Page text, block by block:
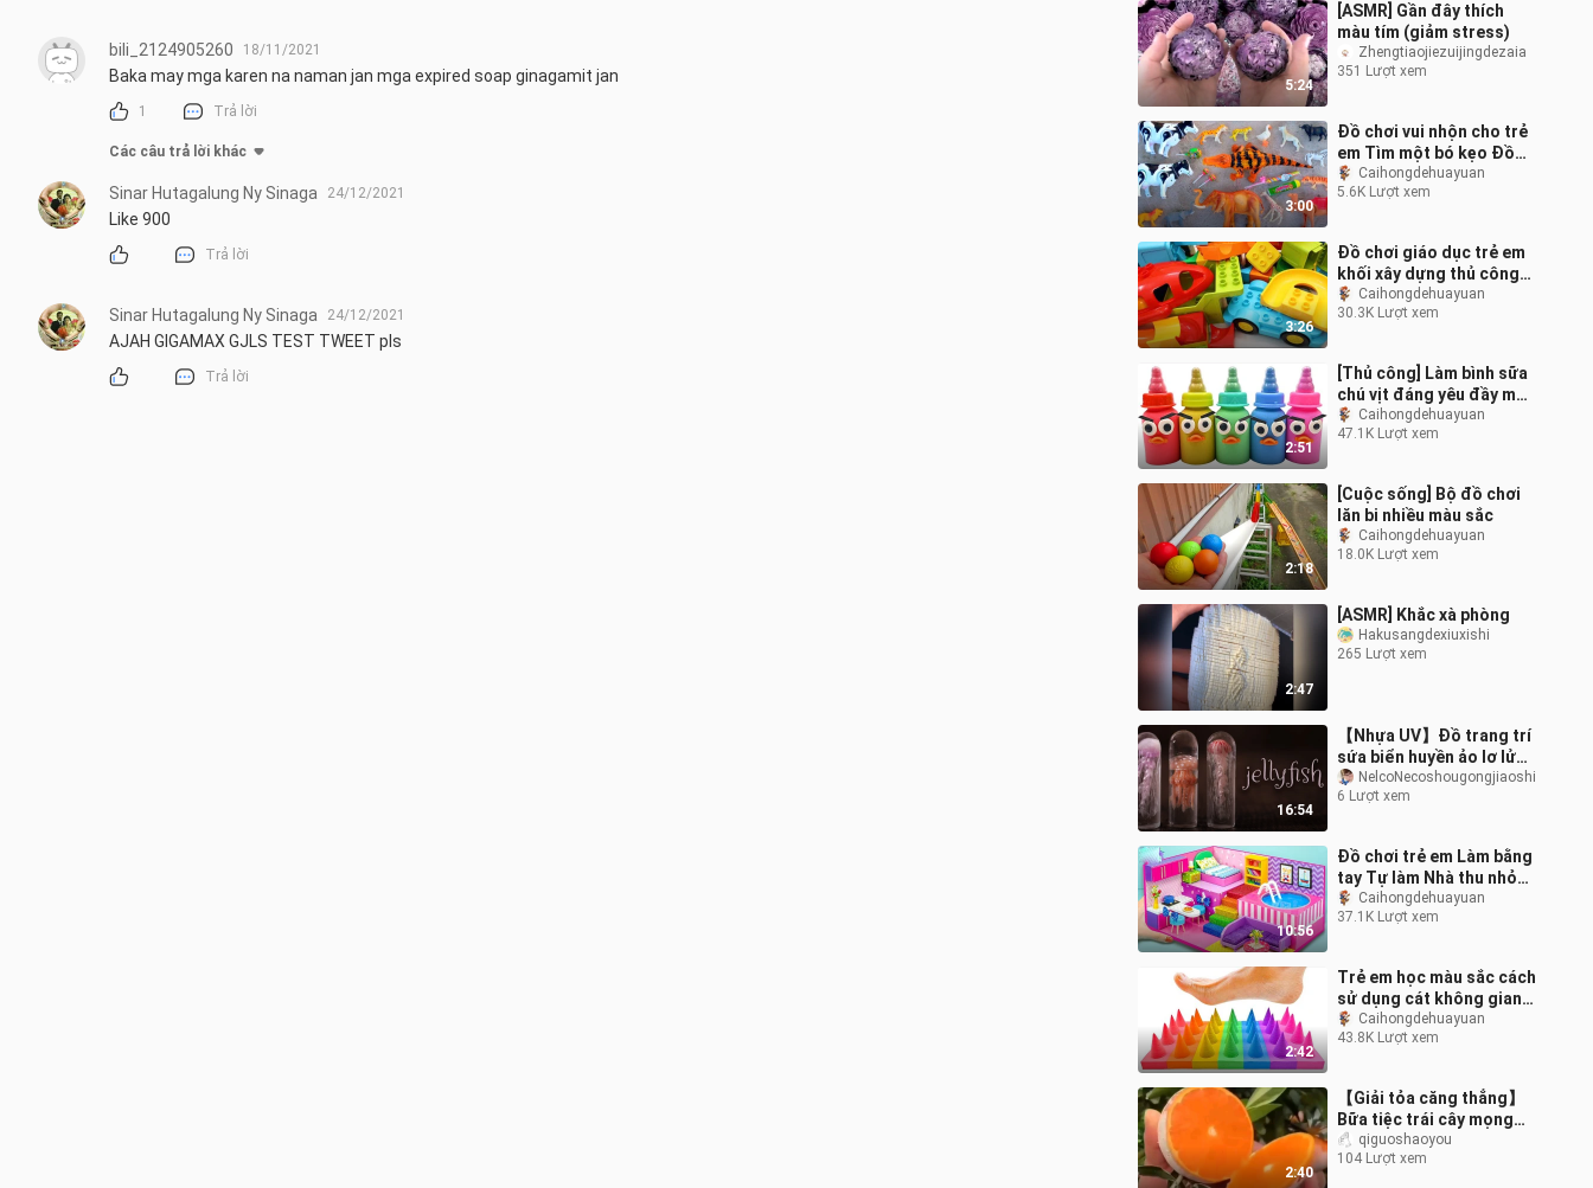
5:24
[ASMR] Gần đây thích
màu tím (giảm stress)
Zhengtiaojiezuijingdezaia
351 Lượt xem
3:00
Đồ chơi vui nhộn cho trẻ
em Tìm một bó kẹo Đồ
chơi động vật gấu
Osprey
Caihongdehuayuan
5.6K Lượt xem
3:26
Đồ chơi giáo dục trẻ em
khối xây dựng thủ công
đường ray đường ray
đường ray uốn lượn
Caihongdehuayuan
30.3K Lượt xem
2:51
[Thủ công] Làm bình sữa
chú vịt đáng yêu đầy màu
sắc từ cát động lực
Caihongdehuayuan
47.1K Lượt xem
2:18
[Cuộc sống] Bộ đồ chơi
lăn bi nhiều màu sắc
Caihongdehuayuan
18.0K Lượt xem
2:47
[ASMR] Khắc xà phòng
Hakusangdexiuxishi
265 Lượt xem
16:54
【Nhựa UV】Đồ trang trí
sứa biển huyền ảo lơ lửng
trong ống nghiệm thủy
tinh tự làm DIY 【Lớp học
NelcoNecoshougongjiaoshi
6 Lượt xem
10:56
Đồ chơi trẻ em Làm bằng
tay Tự làm Nhà thu nhỏ
Xây dựng Hồ bơi tròn
Phòng ngủ Nhà bếp
Caihongdehuayuan
37.1K Lượt xem
2:42
Trẻ em học màu sắc cách
sử dụng cát không gian
để làm bảng cắt để đi
chân đó
Caihongdehuayuan
43.8K Lượt xem
2:40
【Giải tỏa căng thẳng】
Bữa tiệc trái cây mọng
nướcqiguoshaoyou
104 Lượt xem
bili_2124905260 18/11/2021
Baka may mga karen na naman jan mga expired soap ginagamit jan
1 Trả lời
Các câu trả lời khác
Sinar Hutagalung Ny Sinaga 24/12/2021
Like 900
Trả lời
Sinar Hutagalung Ny Sinaga 24/12/2021
AJAH GIGAMAX GJLS TEST TWEET pls
Trả lời